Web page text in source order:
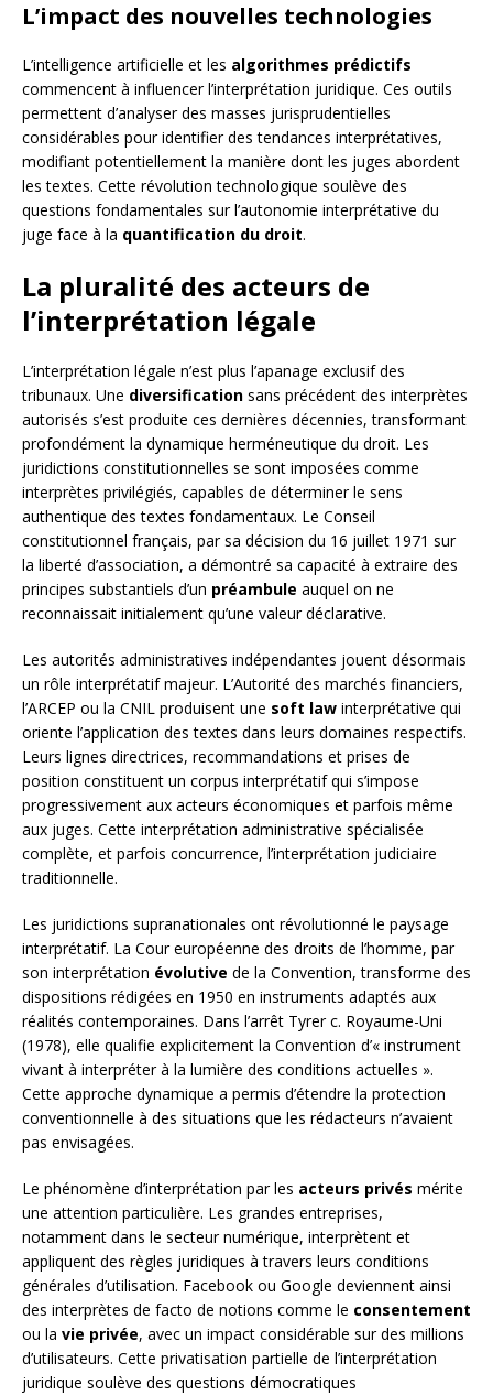
L’impact des nouvelles technologies
L’intelligence artificielle et les algorithmes prédictifs
commencent à influencer l’interprétation juridique. Ces outils
permettent d’analyser des masses jurisprudentielles
considérables pour identifier des tendances interprétatives,
modifiant potentiellement la manière dont les juges abordent
les textes. Cette révolution technologique soulève des
questions fondamentales sur l’autonomie interprétative du
juge face à la quantification du droit.
La pluralité des acteurs de
l’interprétation légale
L’interprétation légale n’est plus l’apanage exclusif des
tribunaux. Une diversification sans précédent des interprètes
autorisés s’est produite ces dernières décennies, transformant
profondément la dynamique herméneutique du droit. Les
juridictions constitutionnelles se sont imposées comme
interprètes privilégiés, capables de déterminer le sens
authentique des textes fondamentaux. Le Conseil
constitutionnel français, par sa décision du 16 juillet 1971 sur
la liberté d’association, a démontré sa capacité à extraire des
principes substantiels d’un préambule auquel on ne
reconnaissait initialement qu’une valeur déclarative.
Les autorités administratives indépendantes jouent désormais
un rôle interprétatif majeur. L’Autorité des marchés financiers,
l’ARCEP ou la CNIL produisent une soft law interprétative qui
oriente l’application des textes dans leurs domaines respectifs.
Leurs lignes directrices, recommandations et prises de
position constituent un corpus interprétatif qui s’impose
progressivement aux acteurs économiques et parfois même
aux juges. Cette interprétation administrative spécialisée
complète, et parfois concurrence, l’interprétation judiciaire
traditionnelle.
Les juridictions supranationales ont révolutionné le paysage
interprétatif. La Cour européenne des droits de l’homme, par
son interprétation évolutive de la Convention, transforme des
dispositions rédigées en 1950 en instruments adaptés aux
réalités contemporaines. Dans l’arrêt Tyrer c. Royaume-Uni
(1978), elle qualifie explicitement la Convention d’« instrument
vivant à interpréter à la lumière des conditions actuelles ».
Cette approche dynamique a permis d’étendre la protection
conventionnelle à des situations que les rédacteurs n’avaient
pas envisagées.
Le phénomène d’interprétation par les acteurs privés mérite
une attention particulière. Les grandes entreprises,
notamment dans le secteur numérique, interprètent et
appliquent des règles juridiques à travers leurs conditions
générales d’utilisation. Facebook ou Google deviennent ainsi
des interprètes de facto de notions comme le consentement
ou la vie privée, avec un impact considérable sur des millions
d’utilisateurs. Cette privatisation partielle de l’interprétation
juridique soulève des questions démocratiques